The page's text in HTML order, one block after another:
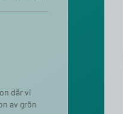
där vi
av grön